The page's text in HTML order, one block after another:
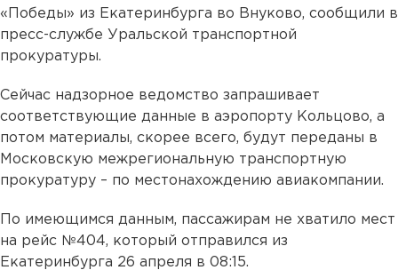
«Победы» из Екатеринбурга во Внуково, сообщили в
пресс-службе Уральской транспортной
прокуратуры.
Сейчас надзорное ведомство запрашивает
соответствующие данные в аэропорту Кольцово, а
потом материалы, скорее всего, будут переданы в
Московскую межрегиональную транспортную
прокуратуру – по местонахождению авиакомпании.
По имеющимся данным, пассажирам не хватило мест
на рейс №404, который отправился из
Екатеринбурга 26 апреля в 08:15.